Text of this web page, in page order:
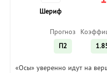
Шериф
Прогноз
П2
«Осы» уверенно идут на